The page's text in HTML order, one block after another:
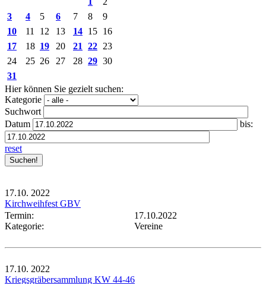
3
4 5 6 7 8
9
10
11 12 13 14 15 16
17
18 19 20 21 22 23
24
25 26 27 28 29 30
31
Hier können Sie gezielt suchen:
Kategorie
Suchwort
Datum
bis:
reset
17.10. 2022
Kirchweihfest GBV
Termin:
17.10.2022
Kategorie:
Vereine
17.10. 2022
Kriegsgräbersammlung KW 44-46